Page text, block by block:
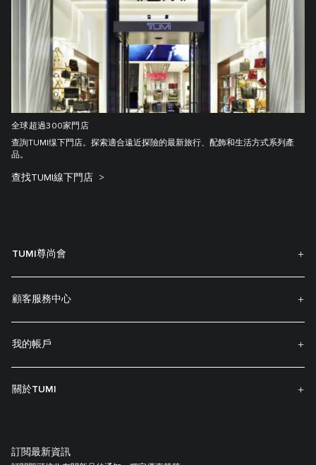
全球超過300家門店
查詢TUMI缐下門店。探索適合遠近探險的最新旅行、配飾和生活方式系列產
品。
查找TUMI線下門店
TUMI尊尚會
顧客服務中心
我的帳戶
關於TUMI
訂閲最新資訊